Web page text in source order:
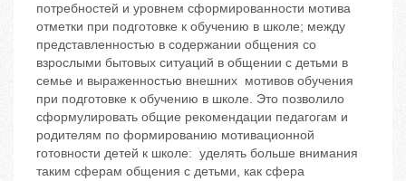
потребностей и уровнем сформированности мотива
отметки при подготовке к обучению в школе; между
представленностью в содержании общения со
взрослыми бытовых ситуаций в общении с детьми в
семье и выраженностью внешних мотивов обучения
при подготовке к обучению в школе. Это позволило
сформулировать общие рекомендации педагогам и
родителям по формированию мотивационной
готовности детей к школе: уделять больше внимания
таким сферам общения с детьми, как сфера